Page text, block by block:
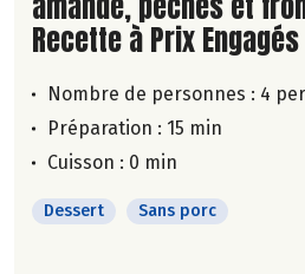
Recette à Prix
Nombre de personnes : 4
Préparation : 15 min
Cuisson : 0 min
Dessert Sans porc